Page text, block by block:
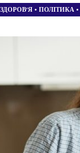
• ПОЛІТИКА •